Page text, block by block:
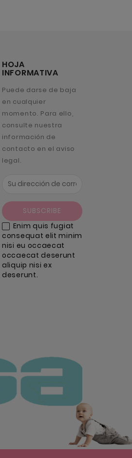
HOJA
INFORMATIVA
Puede darse de baja
en cualquier
momento. Para ello,
consulte nuestra
información de
contacto en el aviso
legal.
Enim quis fugiat
consequat elit minim
nisi eu occaecat
occaecat deserunt
aliquip nisi ex
deserunt.